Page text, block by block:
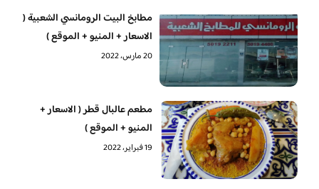
مطابخ البيت الرومانسي الشعبية (
الاسعار + المنيو + الموقع )
20 مارس، 2022
مطعم عالبال قطر ( الاسعار +
المنيو + الموقع )
19 فبراير، 2022